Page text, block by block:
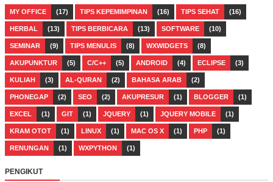
MY OFFICE (17) TIPS KEPEMIMPINAN (16) TIPS SEHAT (16)
HERBAL (13) TIPS BERBICARA (13) SOFTWARE (10)
SEMINAR (9) TIPS MENULIS (8) WXWIDGETS (8)
AKUPUNKTUR (5) C/C++ (5) ANDROID (4) ECLIPSE (3)
KULIAH (3) AL-QURAN (2) BAHASA ARAB (2)
PHONEGAP (2) SEO (2) AKUPRESUR (1) BLOGGER (1)
EXCEL (1) GIT (1) JQUERY (1) JQUERY MOBILE (1)
KRAM OTOT (1) LINUX (1) MAC OS X (1) PHP (1)
RENUNGAN (1) WXPYTHON (1)
PENGIKUT